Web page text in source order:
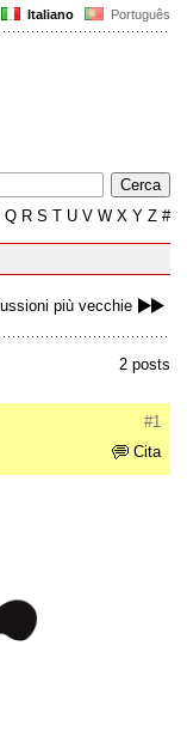
Italiano Português
Q R S T U V W X Y Z #
più vecchie
2 posts
#1
Cita